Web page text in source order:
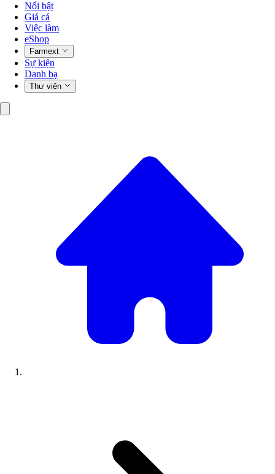
Nổi bật
Giá cả
Việc làm
eShop
Farmext
Sự kiện
Danh bạ
Thư viện